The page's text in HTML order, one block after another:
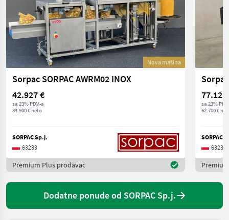
Nova mašina
Sorpac SORPAC AWRM02 INOX
42.927 €
sa 23% PDV-a
34.900 € neto
SORPAC Sp.j.
63233
Premium Plus prodavac
77.121
sa 23%
62.700 €
SORPAC
63233
Dodatne ponude od SORPAC Sp.j.